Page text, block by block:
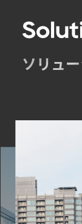
ソリュ
きました。そ
ンリニューア
兼ね備えてい